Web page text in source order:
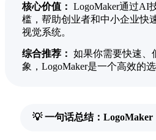
核心价值： LogoMaker通过AI
槛，帮助创业者和中小企业快
视觉系统。
综合推荐： 如果你需要快速、
象，LogoMaker是一个高效的选
💡 一句话总结：LogoMaker